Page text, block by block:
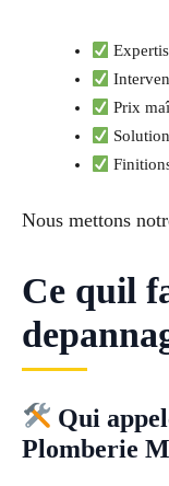
Prix
Nous mettons
Ce quil
Qui
Plomberie